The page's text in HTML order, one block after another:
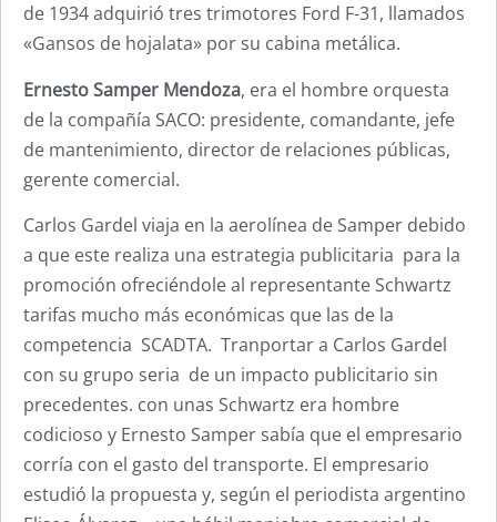
de 1934 adquirió tres trimotores Ford F-31, llamados
«Gansos de hojalata» por su cabina metálica.
Ernesto Samper Mendoza, era el hombre orquesta
de la compañía SACO: presidente, comandante, jefe
de mantenimiento, director de relaciones públicas,
gerente comercial.
Carlos Gardel viaja en la aerolínea de Samper debido
a que este realiza una estrategia publicitaria para la
promoción ofreciéndole al representante Schwartz
tarifas mucho más económicas que las de la
competencia SCADTA. Tranportar a Carlos Gardel
con su grupo seria de un impacto publicitario sin
precedentes. con unas Schwartz era hombre
codicioso y Ernesto Samper sabía que el empresario
corría con el gasto del transporte. El empresario
estudió la propuesta y, según el periodista argentino